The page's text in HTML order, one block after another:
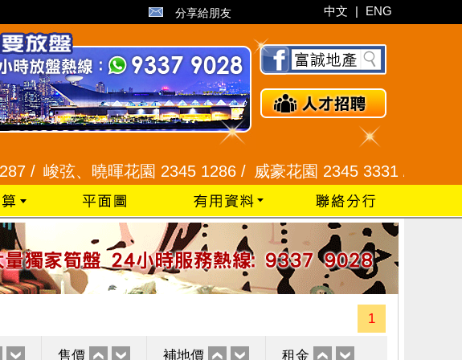
分享給朋友 中文 | ENG
峻弦、曉暉花園 2345 1286 /威豪花園 2345 3331 /星河明居、
1
售價 補地價 租金